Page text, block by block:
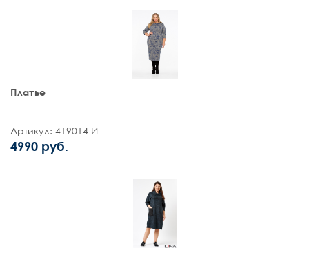
Платье
Артикул: 419014 И
4990 руб.